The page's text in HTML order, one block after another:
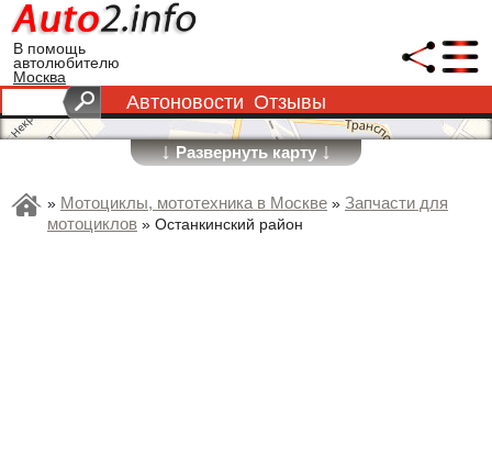
В помощь
автолюбителю
Москва
Автоновости Отзывы
↓Развернуть карту↓
» Мотоциклы, мототехника в Москве » Запчасти для
мотоциклов » Останкинский район